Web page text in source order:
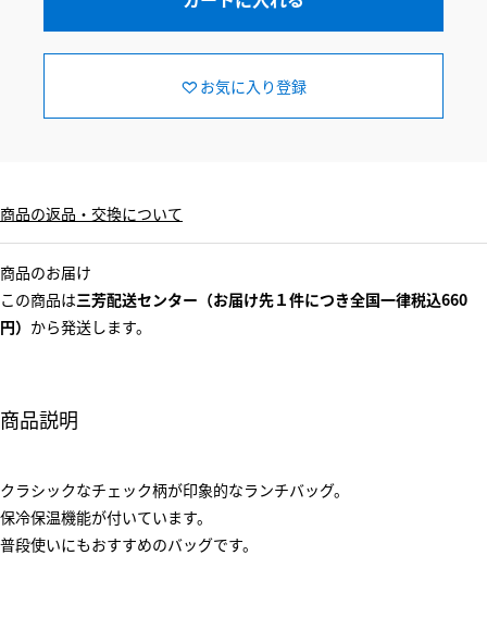
お気に入り登録
商品の返品・交換について
商品のお届け
この商品は三芳配送センター（お届け先１件につき全国一律税込660
円） から発送します。
商品説明
クラシックなチェック柄が印象的なランチバッグ。
保冷保温機能が付いています。
普段使いにもおすすめのバッグです。